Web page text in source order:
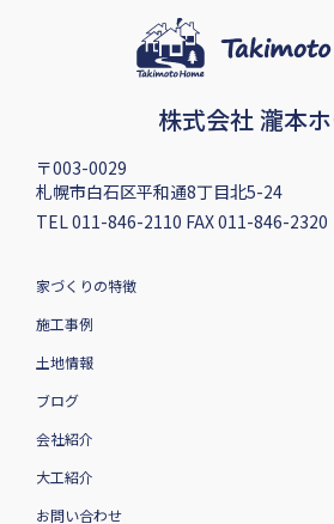
株式会社 瀧本
〒003-0029
札幌市白石区平和通8丁目北5-24
TEL 011-846-2110 FAX 011-846-2320
家づくりの特徴
施工事例
土地情報
ブログ
会社紹介
大工紹介
お問い合わせ